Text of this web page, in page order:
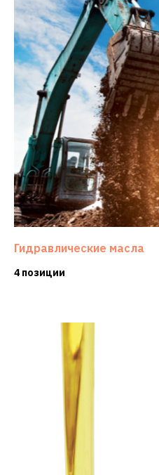
Гидравлические масла
4 позиции